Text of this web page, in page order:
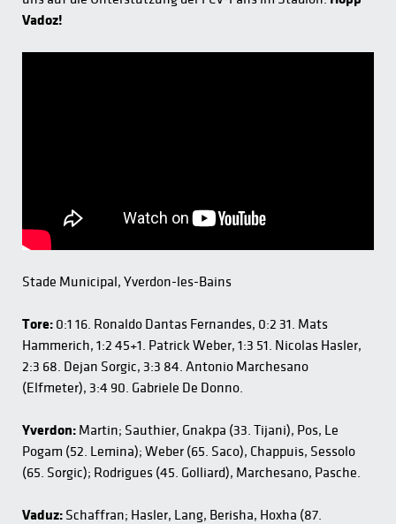
Vadoz!
Stade Municipal, Yverdon-les-Bains
Tore: 0:1 16. Ronaldo Dantas Fernandes, 0:2 31. Mats
Hammerich, 1:2 45+1. Patrick Weber, 1:3 51. Nicolas Hasler,
2:3 68. Dejan Sorgic, 3:3 84. Antonio Marchesano
(Elfmeter), 3:4 90. Gabriele De Donno.
Yverdon: Martin; Sauthier, Gnakpa (33. Tijani), Pos, Le
Pogam (52. Lemina); Weber (65. Saco), Chappuis, Sessolo
(65. Sorgic); Rodrigues (45. Golliard), Marchesano, Pasche.
Vaduz: Schaffran; Hasler, Lang, Berisha, Hoxha (87.